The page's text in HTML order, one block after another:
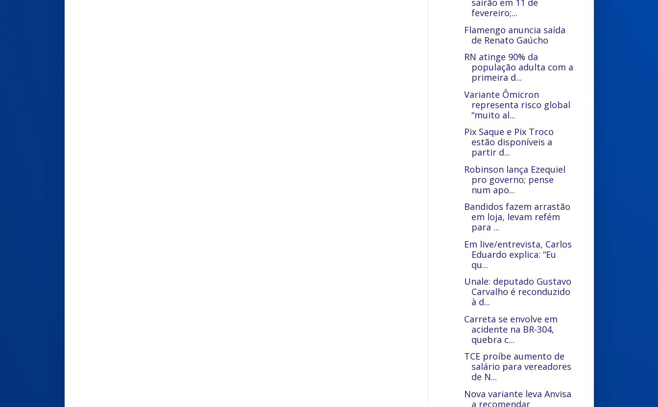
sairão em 11 de
fevereiro;...
Flamengo anuncia saída
de Renato Gaúcho
RN atinge 90% da
população adulta com a
primeira d...
Variante Ômicron
representa risco global
“muito al...
Pix Saque e Pix Troco
estão disponíveis a
partir d...
Robinson lança Ezequiel
pro governo; pense
num apo...
Bandidos fazem arrastão
em loja, levam refém
para ...
Em live/entrevista, Carlos
Eduardo explica: “Eu
qu...
Unale: deputado Gustavo
Carvalho é reconduzido
à d...
Carreta se envolve em
acidente na BR-304,
quebra c...
TCE proíbe aumento de
salário para vereadores
de N...
Nova variante leva Anvisa
a recomendar